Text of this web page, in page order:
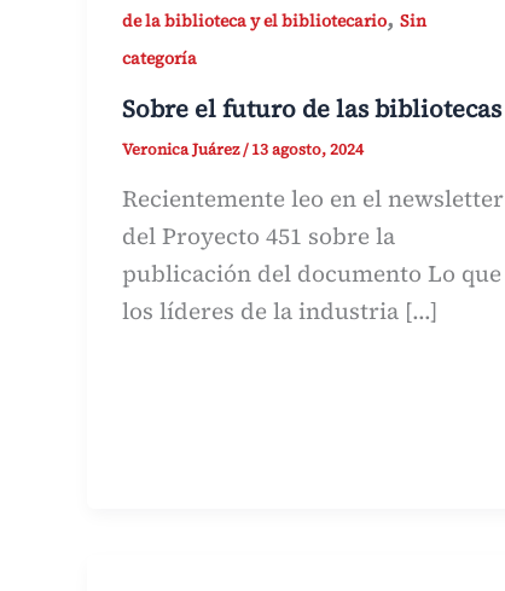
de la biblioteca y el bibliotecario, Sin
categoría
Sobre el futuro de las bibliotecas
Veronica Juárez/13 agosto, 2024
Recientemente leo en el newsletter
del Proyecto 451 sobre la
publicación del documento Lo que
los líderes de la industria […]